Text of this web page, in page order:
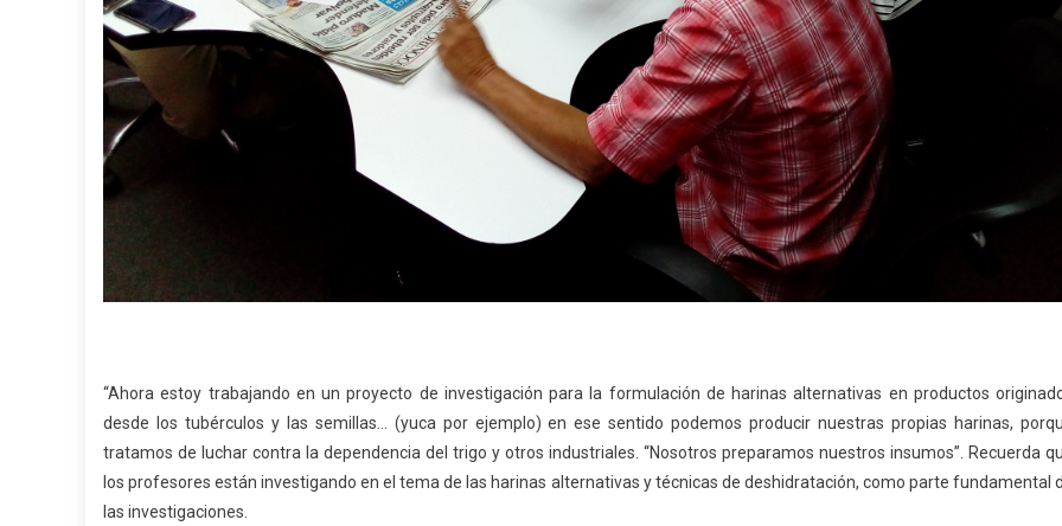
“Ahora estoy trabajando en un proyecto de investigación para la formulación de harinas alternativas en productos
desde los tubérculos y las semillas… (yuca por ejemplo) en ese sentido podemos producir nuestras propias harinas,
tratamos de luchar contra la dependencia del trigo y otros industriales. “Nosotros preparamos nuestros insumos”. Recuerda
los profesores están investigando en el tema de las harinas alternativas y técnicas de deshidratación, como parte fundamental
las investigaciones.